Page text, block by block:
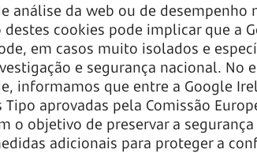
análise da web ou de
destes cookies pode implicar que
em casos muito isolados e
e segurança nacional.
informamos que entre a Google
aprovadas pela Comissão
o objetivo de preservar a
adicionais para proteger a